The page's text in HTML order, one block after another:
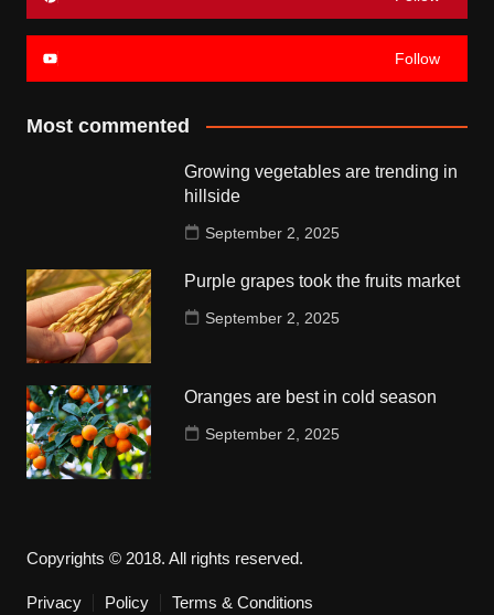
Follow
Most commented
Growing vegetables are trending in
hillside
September 2, 2025
Purple grapes took the fruits market
September 2, 2025
Oranges are best in cold season
September 2, 2025
Copyrights © 2018. All rights reserved.
Privacy Policy Terms & Conditions